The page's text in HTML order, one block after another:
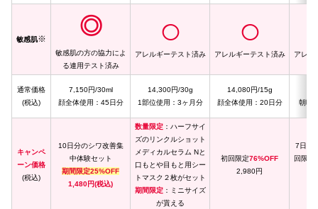
敏感肌※ ◎
敏感肌の方の協力によ
る連用テスト済み
◯
アレルギーテスト済み
◯
アレルギーテスト済み アレル
通常価格
(税込)
7,150円/30ml
顔全体使用：45日分
14,300円/30g
1部位使用：3ヶ月分
14,080円/15g
顔全体使用：20日分
朝晩
キャンペ
ーン価格
(税込)
10日分のシワ改善集
中体験セット
期間限定25%OFF
1,480円(税込)
数量限定：ハーフサイ
ズのリンクルショット
メディカルセラム Nと
口もとや目もと用シー
トマスク２枚がセット
期間限定：ミニサイズ
が貰える
初回限定76%OFF
2,980円
7日間
回限定